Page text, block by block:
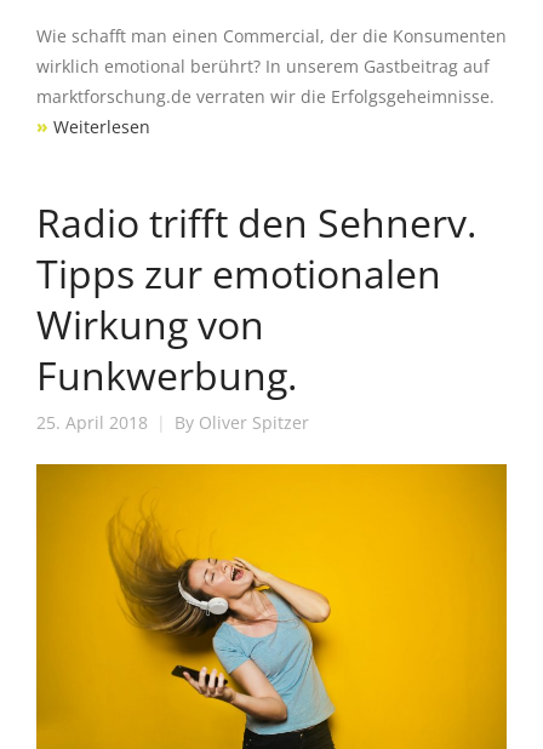
Wie schafft man einen Commercial, der die Konsumenten
wirklich emotional berührt? In unserem Gastbeitrag auf
marktforschung.de verraten wir die Erfolgsgeheimnisse.
» Weiterlesen
Radio trifft den Sehnerv.
Tipps zur emotionalen
Wirkung von
Funkwerbung.
25. April 2018 By Oliver Spitzer